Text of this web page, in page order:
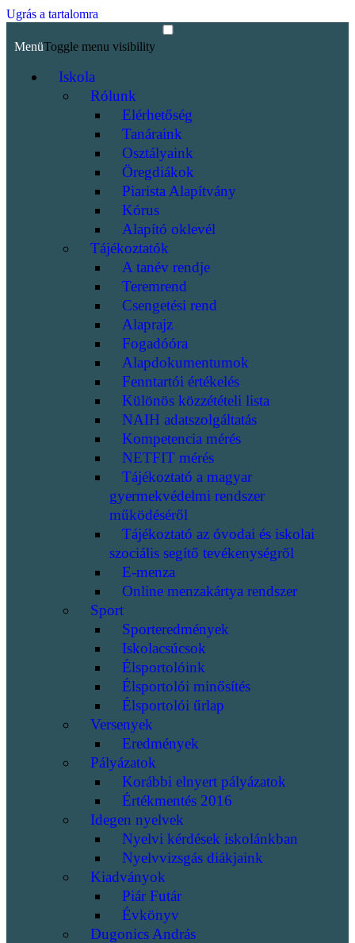
Ugrás a tartalomra
MenüToggle menu visibility
Iskola
Rólunk
Elérhetőség
Tanáraink
Osztályaink
Öregdiákok
Piarista Alapítvány
Kórus
Alapító oklevél
Tájékoztatók
A tanév rendje
Teremrend
Csengetési rend
Alaprajz
Fogadóóra
Alapdokumentumok
Fenntartói értékelés
Különös közzétételi lista
NAIH adatszolgáltatás
Kompetencia mérés
NETFIT mérés
Tájékoztató a magyar
gyermekvédelmi rendszer
működéséről
Tájékoztató az óvodai és iskolai
szociális segítő tevékenységről
E-menza
Online menzakártya rendszer
Sport
Sporteredmények
Iskolacsúcsok
Élsportolóink
Élsportolói minősítés
Élsportolói űrlap
Versenyek
Eredmények
Pályázatok
Korábbi elnyert pályázatok
Értékmentés 2016
Idegen nyelvek
Nyelvi kérdések iskolánkban
Nyelvvizsgás diákjaink
Kiadványok
Piár Futár
Évkönyv
Dugonics András